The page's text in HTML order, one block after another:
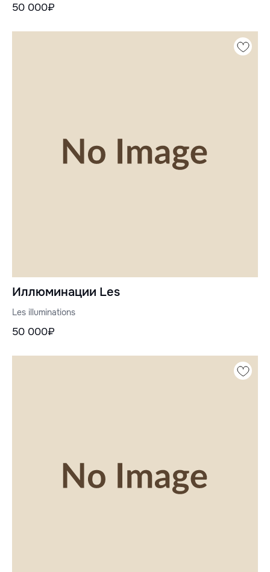
50 000₽
Иллюминации Les
Les illuminations
50 000₽